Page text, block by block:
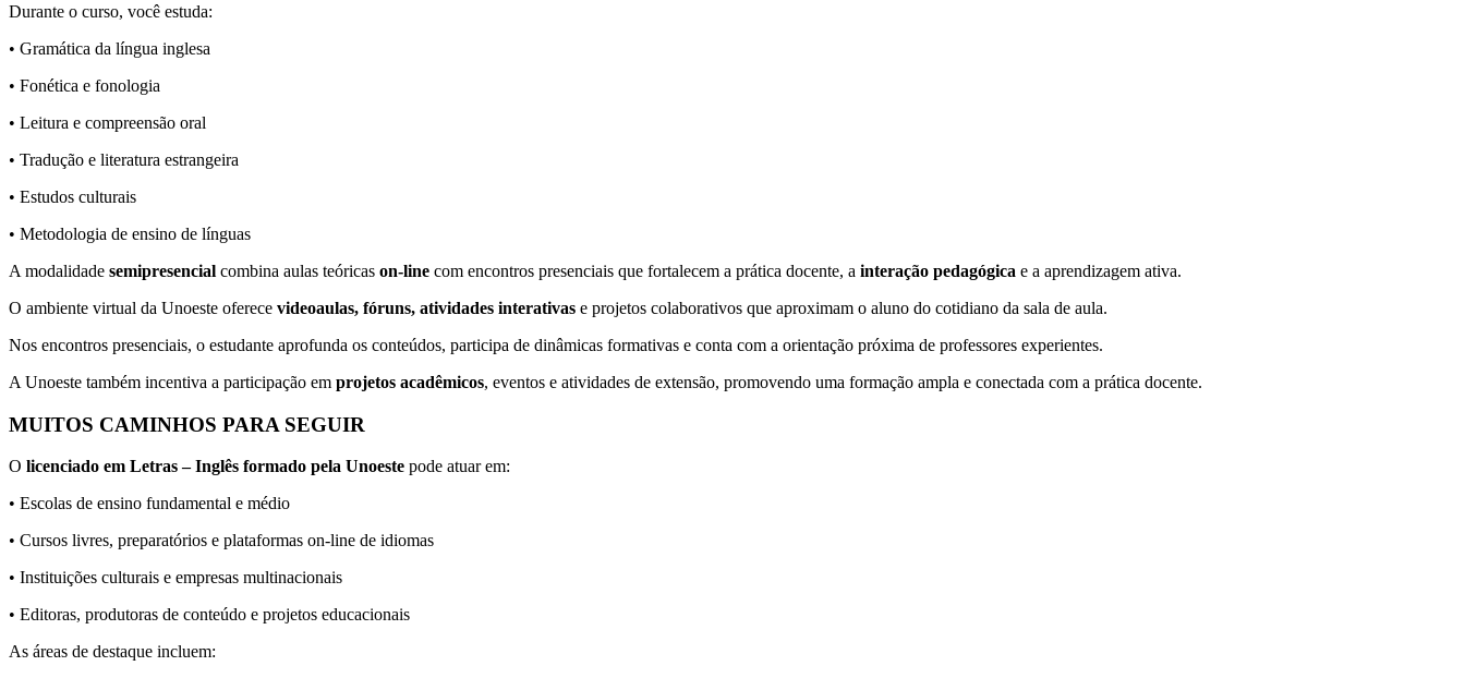
Durante o curso, você estuda:
• Gramática da língua inglesa
• Fonética e fonologia
• Leitura e compreensão oral
• Tradução e literatura estrangeira
• Estudos culturais
• Metodologia de ensino de línguas
A modalidade semipresencial combina aulas teóricas on-line com encontros presenciais que fortalecem a prática docente, a interação pedagógica e a aprendizagem ativa.
O ambiente virtual da Unoeste oferece videoaulas, fóruns, atividades interativas e projetos colaborativos que aproximam o aluno do cotidiano da sala de aula.
Nos encontros presenciais, o estudante aprofunda os conteúdos, participa de dinâmicas formativas e conta com a orientação próxima de professores experientes.
A Unoeste também incentiva a participação em projetos acadêmicos, eventos e atividades de extensão, promovendo uma formação ampla e conectada com a prática docente.
MUITOS CAMINHOS PARA SEGUIR
O licenciado em Letras – Inglês formado pela Unoeste pode atuar em:
• Escolas de ensino fundamental e médio
• Cursos livres, preparatórios e plataformas on-line de idiomas
• Instituições culturais e empresas multinacionais
• Editoras, produtoras de conteúdo e projetos educacionais
As áreas de destaque incluem: